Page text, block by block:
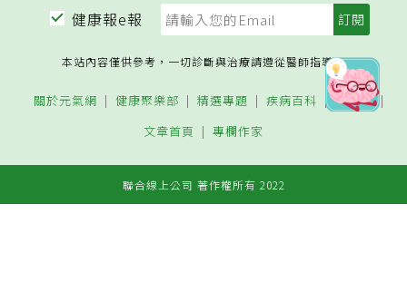
健康報e報
本站內容僅供參考，一切診斷與治療請遵從醫師指導。
關於元氣網 健康聚樂部 精選專題 疾病百科
退休力
文章首頁
專欄作家
聯合線上公司 著作權所有 2022